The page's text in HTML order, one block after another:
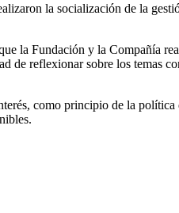
la socialización de la
la Fundación y la Compañía
de reflexionar sobre los temas
como principio de la política